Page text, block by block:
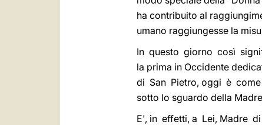
ha contribuito al
umano raggiungesse la
In questo giorno così
la prima in Occidente
di San Pietro, oggi è come
sotto lo sguardo della
E', in effetti, a Lei, Madre